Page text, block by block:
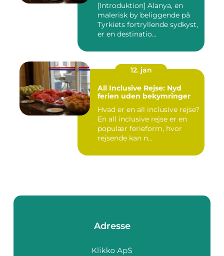
[Introduktion] Alanya, en
malerisk by beliggende på
Tyrkiets fortryllende sydkyst,
er en destinatio...
12. jan
All Inclusive Rejse: Nyd
ferien uden bekymringer
Hvad er en all inclusive rejse?
En all inclusive rejse er en
populær ferieform, hvor
rejsende kan n...
Adresse